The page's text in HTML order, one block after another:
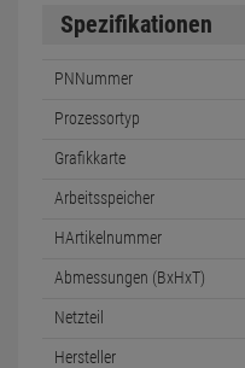
Spezifikationen
PNNummer
Prozessortyp
Grafikkarte
Arbeitsspeicher
HArtikelnummer
Abmessungen (BxHxT)
Netzteil
Hersteller